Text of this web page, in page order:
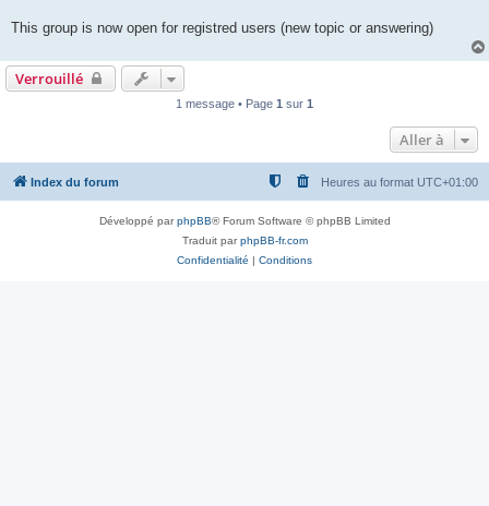
This group is now open for registred users (new topic or answering)
Verrouillé
1 message • Page 1 sur 1
Aller à
Index du forum Heures au format UTC+01:00
Développé parphpBB® Forum Software © phpBB Limited
Traduit parphpBB-fr.com
Confidentialité | Conditions